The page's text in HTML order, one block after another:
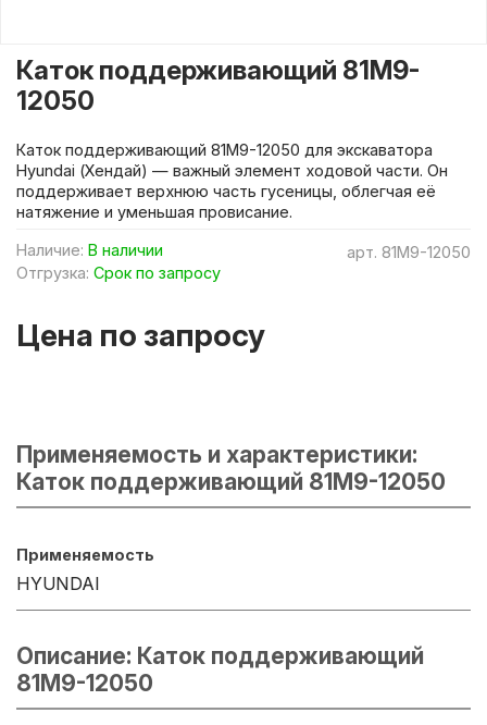
арт. 81M9-12050
Наличие: В наличии
Отгрузка: Срок по запросу
Каток поддерживающий 81M9-
12050
Цена по запросу
Каток поддерживающий 81M9-12050 для экскаватора
Hyundai (Хендай) — важный элемент ходовой части. Он
поддерживает верхнюю часть гусеницы, облегчая её
натяжение и уменьшая провисание.
Применяемость и характеристики:
Каток поддерживающий 81M9-12050
Применяемость
HYUNDAI
Описание: Каток поддерживающий
81M9-12050